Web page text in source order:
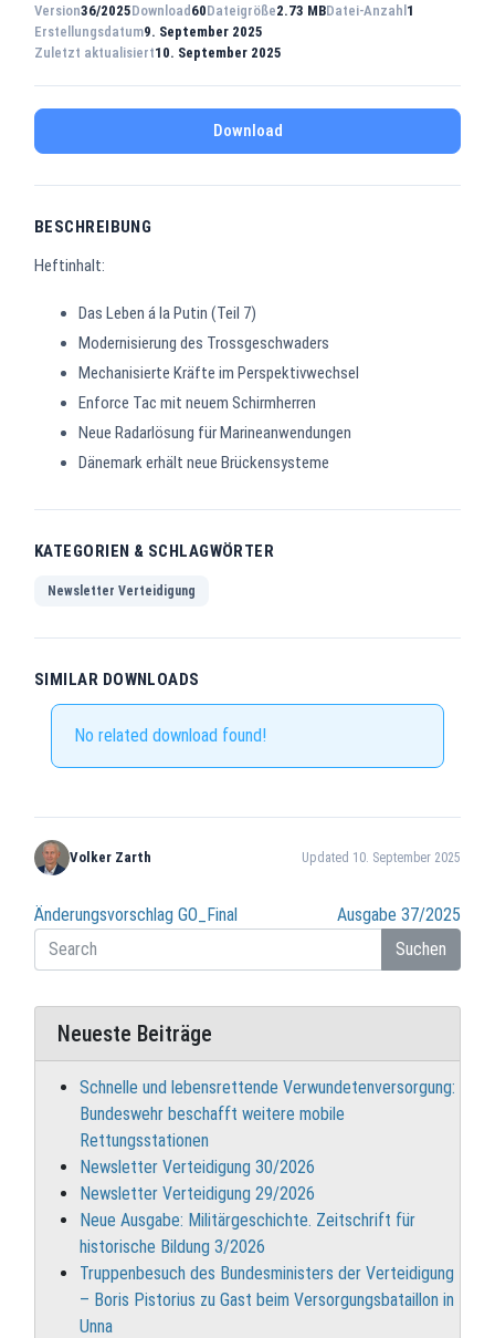
Version36/2025Download60Dateigröße2.73 MBDatei-Anzahl1
Erstellungsdatum9. September 2025
Zuletzt aktualisiert10. September 2025
Download
BESCHREIBUNG
Heftinhalt:
Das Leben á la Putin (Teil 7)
Modernisierung des Trossgeschwaders
Mechanisierte Kräfte im Perspektivwechsel
Enforce Tac mit neuem Schirmherren
Neue Radarlösung für Marineanwendungen
Dänemark erhält neue Brückensysteme
KATEGORIEN & SCHLAGWÖRTER
Newsletter Verteidigung
SIMILAR DOWNLOADS
No related download found!
Volker Zarth Updated 10. September 2025
Beitragsnavigation
Änderungsvorschlag GO_Final
Ausgabe 37/2025
Suchen
Neueste Beiträge
Schnelle und lebensrettende Verwundetenversorgung:
Bundeswehr beschafft weitere mobile
Rettungsstationen
Newsletter Verteidigung 30/2026
Newsletter Verteidigung 29/2026
Neue Ausgabe: Militärgeschichte. Zeitschrift für
historische Bildung 3/2026
Truppenbesuch des Bundesministers der Verteidigung
– Boris Pistorius zu Gast beim Versorgungsbataillon in
Unna